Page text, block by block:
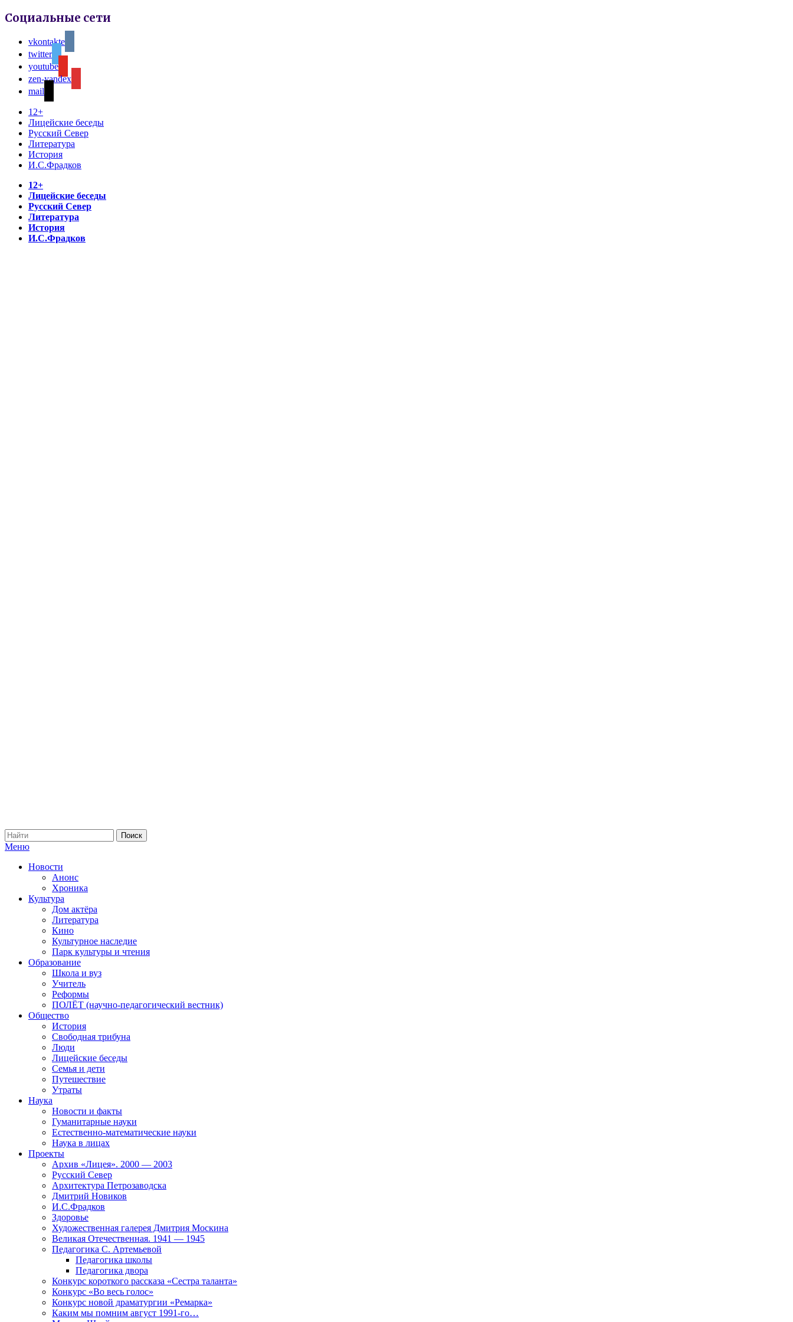
Социальные сети
vkontakte
twitter
youtube
zen-yandex
mail
12+
Лицейские беседы
Русский Север
Литература
История
И.С.Фрадков
12+
Лицейские беседы
Русский Север
Литература
История
И.С.Фрадков
Меню
Новости
Анонс
Хроника
Культура
Дом актёра
Литература
Кино
Культурное наследие
Парк культуры и чтения
Образование
Школа и вуз
Учитель
Реформы
ПОЛЁТ (научно-педагогический вестник)
Общество
История
Свободная трибуна
Люди
Лицейские беседы
Семья и дети
Путешествие
Утраты
Наука
Новости и факты
Гуманитарные науки
Естественно-математические науки
Наука в лицах
Проекты
Архив «Лицея». 2000 — 2003
Русский Север
Архитектура Петрозаводска
Дмитрий Новиков
И.С.Фрадков
Здоровье
Художественная галерея Дмитрия Москина
Великая Отечественная. 1941 — 1945
Педагогика С. Артемьевой
Педагогика школы
Педагогика двора
Конкурс короткого рассказа «Сестра таланта»
Конкурс «Во весь голос»
Конкурс новой драматургии «Ремарка»
Каким мы помним август 1991-го…